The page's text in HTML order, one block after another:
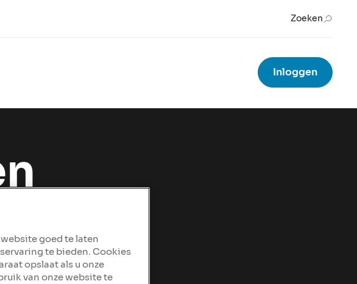
Zoeken
Inloggen
goed te laten
te bieden. Cookies
opslaat als u onze
van onze website te